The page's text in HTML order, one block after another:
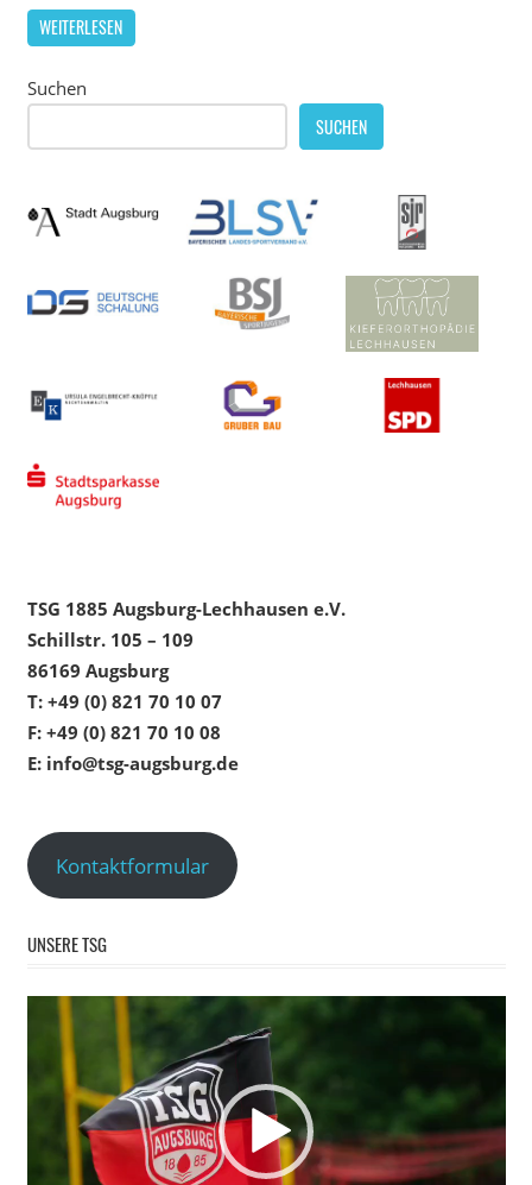
WEITERLESEN
Suchen
SUCHEN
TSG 1885 Augsburg-Lechhausen e.V.
Schillstr. 105 – 109
86169 Augsburg
T: +49 (0) 821 70 10 07
F: +49 (0) 821 70 10 08
E: info@tsg-augsburg.de
Kontaktformular
UNSERE TSG
Video-
Player